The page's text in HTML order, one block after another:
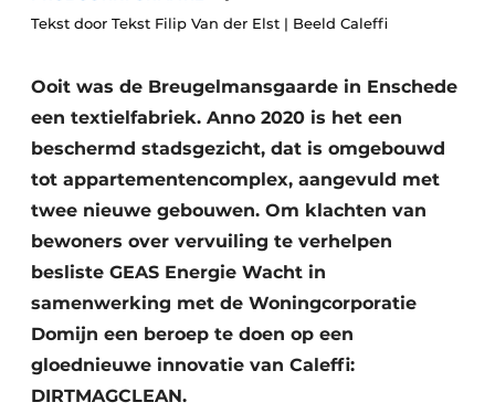
Brandbeveiliging
Warmtepompen
Tekst door Tekst Filip Van der Elst | Beeld Caleffi
Ooit was de Breugelmansgaarde in Enschede
een textielfabriek. Anno 2020 is het een
beschermd stadsgezicht, dat is omgebouwd
tot appartementencomplex, aangevuld met
twee nieuwe gebouwen. Om klachten van
bewoners over vervuiling te verhelpen
besliste GEAS Energie Wacht in
samenwerking met de Woningcorporatie
Domijn een beroep te doen op een
gloednieuwe innovatie van Caleffi:
DIRTMAGCLEAN.